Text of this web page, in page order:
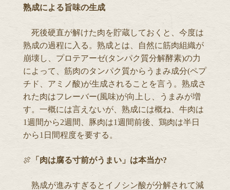
熟成による旨味の生成
死後硬直が解けた肉を貯蔵しておくと、今度は
熟成の過程に入る。熟成とは、自然に筋肉組織が
崩壊し、プロテアーゼ(タンパク質分解酵素)の力
によって、筋肉のタンパク質からうまみ成分(ペプ
チド、アミノ酸)が生成されることを言う。熟成さ
れた肉はフレーバー(風味)が向上し、うまみが増
す。一概には言えないが、熟成には概ね、牛肉は
1週間から2週間、豚肉は1週間前後、鶏肉は半日
から1日間程度を要する。
🍖 「肉は腐る寸前がうまい」は本当か?
熟成が進みすぎるとイノシン酸が分解されて減